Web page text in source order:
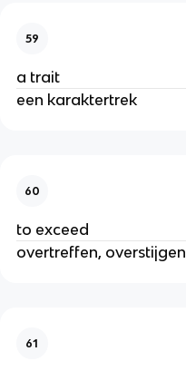
59
a trait
een karaktertrek
60
to exceed
overtreffen, overstijgen
61